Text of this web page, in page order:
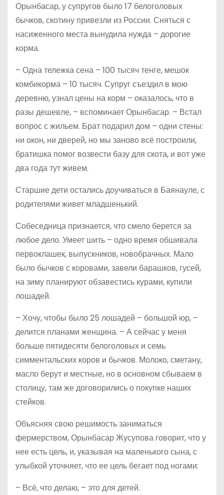
Орынбасар, у супругов было 17 белоголовых
бычков, скотину привезли из России. Сняться с
насиженного места вынудила нужда – дорогие
корма.
– Одна тележка сена – 100 тысяч тенге, мешок
комбикорма – 10 тысяч. Супруг съездил в мою
деревню, узнал цены на корм – оказалось, что в
разы дешевле, – вспоминает Орынбасар. – Встал
вопрос с жильем. Брат подарил дом – одни стены:
ни окон, ни дверей, но мы заново всё построили,
братишка помог возвести базу для скота, и вот уже
два года тут живем.
Старшие дети остались доучиваться в Баянауле, с
родителями живет младшенький.
Собеседница признается, что смело берется за
любое дело. Умеет шить – одно время обшивала
первоклашек, выпускников, новобрачных. Мало
было бычков с коровами, завели барашков, гусей,
на зиму планируют обзавестись курами, купили
лошадей.
– Хочу, чтобы было 25 лошадей – большой юр, –
делится планами женщина. – А сейчас у меня
больше пятидесяти белоголовых и семь
симментальских коров и бычков. Молоко, сметану,
масло берут и местные, но в основном сбываем в
столицу, там же договорились о покупке наших
стейков.
Объясняя свою решимость заниматься
фермерством, Орынбасар Жусупова говорит, что у
нее есть цель, и, указывая на маленького сына, с
улыбкой уточняет, что ее цель бегает под ногами:
– Всё, что делаю, – это для детей.